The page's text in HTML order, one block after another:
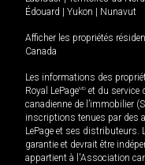
Édouard
Yukon Nunavut
Afficher les propriétés
Canada
Les informations des
Royal LePageMD et du service
canadienne de l’immobilier
inscriptions tenues par des
LePage et ses
garantie et devrait être
appartient à l'Association